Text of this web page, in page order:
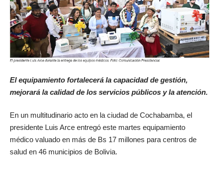
El equipamiento fortalecerá la capacidad de gestión,
mejorará la calidad de los servicios públicos y la atención.
En un multitudinario acto en la ciudad de Cochabamba, el
presidente Luis Arce entregó este martes equipamiento
médico valuado en más de Bs 17 millones para centros de
salud en 46 municipios de Bolivia.